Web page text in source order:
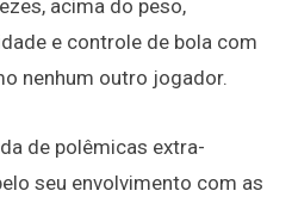
acima do peso,
e controle de bola com
nenhum outro jogador.
de polêmicas extra-
seu envolvimento com as